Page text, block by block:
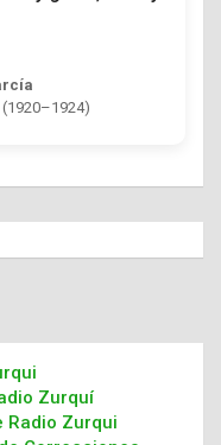
Zurquí
Radio Zurqui